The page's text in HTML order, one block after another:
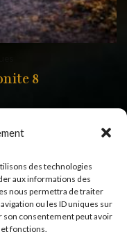
des technologies
aux informations des
nous permettra de traiter
ou les ID uniques sur
son consentement peut avoir
fonctions.
8